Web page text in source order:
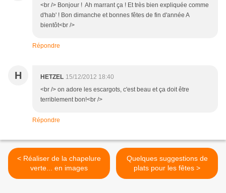
<br /> Bonjour ! Ah marrant ça ! Et très bien expliquée comme
d'hab' ! Bon dimanche et bonnes fêtes de fin d'année A
bientôt<br />
Répondre
H HETZEL 15/12/2012 18:40
<br /> on adore les escargots, c'est beau et ça doit être
terriblement bon!<br />
Répondre
< Réaliser de la chapelure
verte... en images
Quelques suggestions de
plats pour les fêtes >